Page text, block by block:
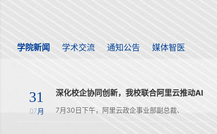
学院新闻 学术交流 通知公告 媒体智医
31
07月
深化校企协同创新，我校联合阿里云推动AI
7月30日下午，阿里云政企事业部副总裁、